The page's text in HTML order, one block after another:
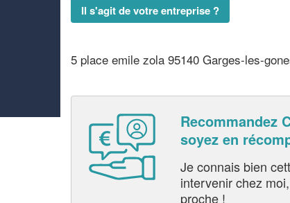
Il s'agit de votre entreprise ?
5 place emile zola 95140 Garges-les-
Recommandez
soyez en
Je connais bien
intervenir chez
proche !